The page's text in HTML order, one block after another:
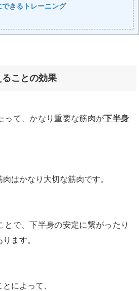
きるトレーニング
ことの効果
って、かなり重要な筋肉が下半身
はかなり大切な筋肉です。
とで、下半身の安定に繋がったり
ます。
によって、